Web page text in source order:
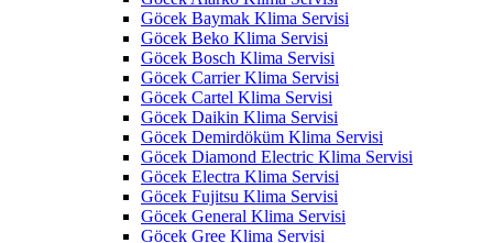
Göcek Baymak Klima Servisi
Göcek Beko Klima Servisi
Göcek Bosch Klima Servisi
Göcek Carrier Klima Servisi
Göcek Cartel Klima Servisi
Göcek Daikin Klima Servisi
Göcek Demirdöküm Klima Servisi
Göcek Diamond Electric Klima Servisi
Göcek Electra Klima Servisi
Göcek Fujitsu Klima Servisi
Göcek General Klima Servisi
Göcek Gree Klima Servisi